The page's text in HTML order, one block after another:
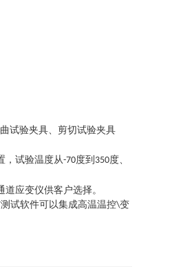
试验夹具、剪切试验夹具
，试验温度从-70度到 350度、
应变仪供客户选择。
测试软件可以集成高温温控\变